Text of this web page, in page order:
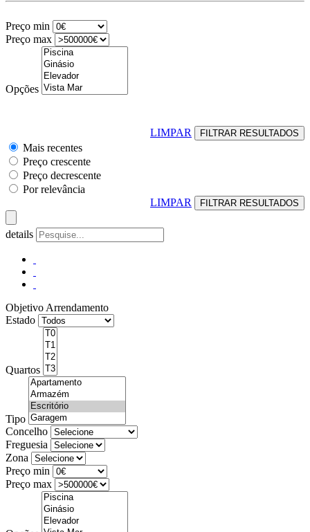
Preço min
Preço max
Opções
LIMPAR
Mais recentes
Preço crescente
Preço decrescente
Por relevância
LIMPAR
details
Objetivo Arrendamento
Estado
Quartos
Tipo
Concelho
Freguesia
Zona
Preço min
Preço max